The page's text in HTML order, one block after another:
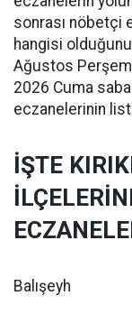
sonrası nöbetçi
hangisi
Ağustos
2026 Cuma
eczanelerinin
İŞTE
Balışeyh